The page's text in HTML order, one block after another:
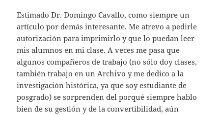
Estimado Dr. Domingo Cavallo, como siempre un
artículo por demás interesante. Me atrevo a pedirle
autorización para imprimirlo y que lo puedan leer
mis alumnos en mi clase. A veces me pasa que
algunos compañeros de trabajo (no sólo doy clases,
también trabajo en un Archivo y me dedico a la
investigación histórica, ya que soy estudiante de
posgrado) se sorprenden del porqué siempre hablo
bien ´de su gestión y de la convertibilidad, aún